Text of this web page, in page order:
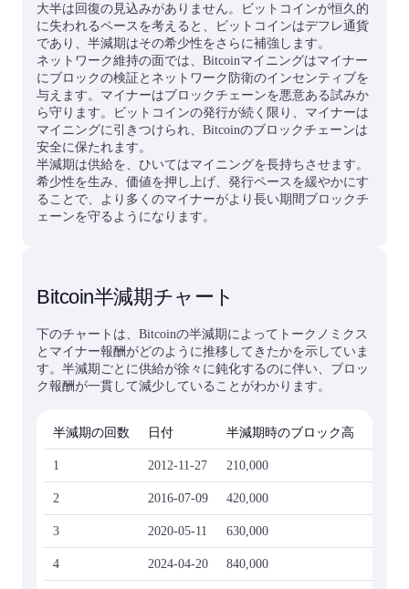
大半は回復の見込みがありません。ビットコインが恒久的
に失われるペースを考えると、ビットコインはデフレ通貨
であり、半減期はその希少性をさらに補強します。
ネットワーク維持の面では、Bitcoinマイニングはマイナー
にブロックの検証とネットワーク防衛のインセンティブを
与えます。マイナーはブロックチェーンを悪意ある試みか
ら守ります。ビットコインの発行が続く限り、マイナーは
マイニングに引きつけられ、Bitcoinのブロックチェーンは
安全に保たれます。
半減期は供給を、ひいてはマイニングを長持ちさせます。
希少性を生み、価値を押し上げ、発行ペースを緩やかにす
ることで、より多くのマイナーがより長い期間ブロックチ
ェーンを守るようになります。
Bitcoin半減期チャート
下のチャートは、Bitcoinの半減期によってトークノミクス
とマイナー報酬がどのように推移してきたかを示していま
す。半減期ごとに供給が徐々に鈍化するのに伴い、ブロッ
ク報酬が一貫して減少していることがわかります。
半減期の回数 日付 半減期時のブロック高
1 2012-11-27 210,000
2 2016-07-09 420,000
3 2020-05-11 630,000
4 2024-04-20 840,000